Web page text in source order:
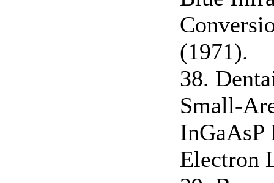
(1971).
38.
Small-
Electron